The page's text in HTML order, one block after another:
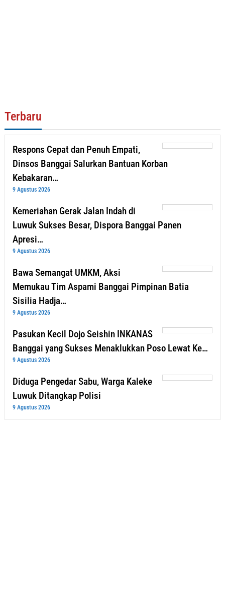
Terbaru
Respons Cepat dan Penuh Empati,
Dinsos Banggai Salurkan Bantuan Korban
Kebakaran…
9 Agustus 2026
Kemeriahan Gerak Jalan Indah di
Luwuk Sukses Besar, Dispora Banggai Panen
Apresi…
9 Agustus 2026
Bawa Semangat UMKM, Aksi
Memukau Tim Aspami Banggai Pimpinan Batia
Sisilia Hadja…
9 Agustus 2026
Pasukan Kecil Dojo Seishin INKANAS
Banggai yang Sukses Menaklukkan Poso Lewat Ke…
9 Agustus 2026
Diduga Pengedar Sabu, Warga Kaleke
Luwuk Ditangkap Polisi
9 Agustus 2026